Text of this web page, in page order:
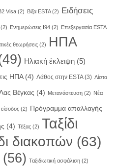
Visa (2) Βίζα ESTA(2)
Ειδήσεις
(2) Ενημερώσεις I94 (2) Επεξεργασία ESTA
θεωρήσεις (2)
ΗΠΑ
Ηλιακή έκλειψη (5)
ΗΠΑ(4) Λάθος στην ESTA(3) Λίστα
Βέγκας (4) Μετανάστευση (2) Νέα
(2) Πρόγραμμα απαλλαγής
(4) Τέξας (2) Ταξίδι
διακοπών (63)
Ταξιδιωτική ασφάλιση (2)